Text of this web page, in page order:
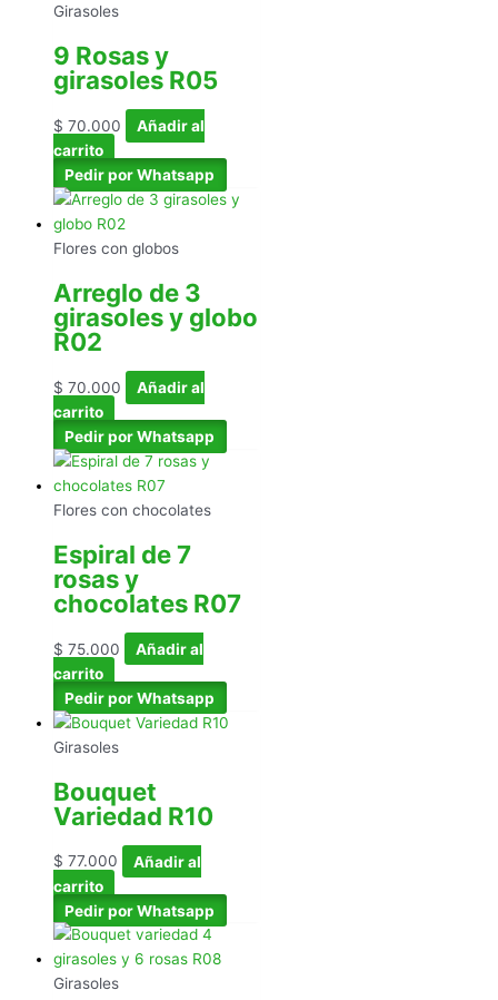
Girasoles
9 Rosas y
girasoles R05
$ 70.000
Añadir al
carrito
Pedir por Whatsapp
Flores con globos
Arreglo de 3
girasoles y globo
R02
$ 70.000
Añadir al
carrito
Pedir por Whatsapp
Flores con chocolates
Espiral de 7
rosas y
chocolates R07
$ 75.000
Añadir al
carrito
Pedir por Whatsapp
Girasoles
Bouquet
Variedad R10
$ 77.000
Añadir al
carrito
Pedir por Whatsapp
Girasoles